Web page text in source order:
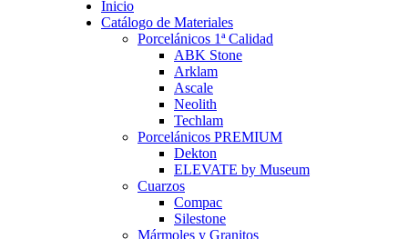
Inicio
Catálogo de Materiales
Porcelánicos 1ª Calidad
ABK Stone
Arklam
Ascale
Neolith
Techlam
Porcelánicos PREMIUM
Dekton
ELEVATE by Museum
Cuarzos
Compac
Silestone
Mármoles y Granitos